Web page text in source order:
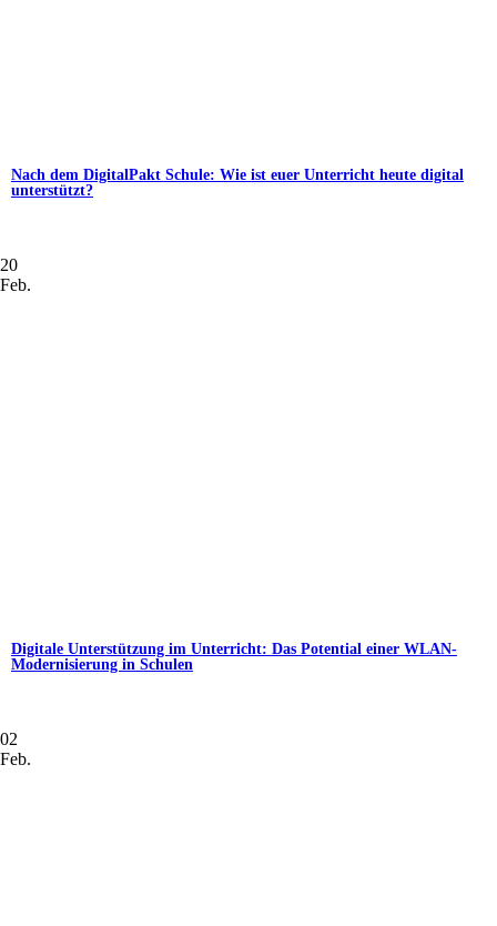
Nach dem DigitalPakt Schule: Wie ist euer Unterricht heute digital
unterstützt?
20
Feb.
Digitale Unterstützung im Unterricht: Das Potential einer WLAN-
Modernisierung in Schulen
02
Feb.